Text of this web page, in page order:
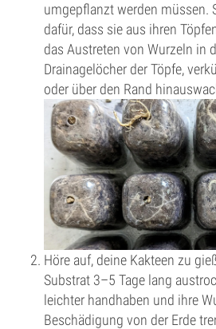
umgepflanzt werden müssen.
dafür, dass sie aus ihren
das Austreten von Wurzeln in
Drainagelöcher der Töpfe,
oder über den Rand
Höre auf, deine Kakteen zu
Substrat 3–5 Tage lang
leichter handhaben und ihre
Beschädigung von der Erde